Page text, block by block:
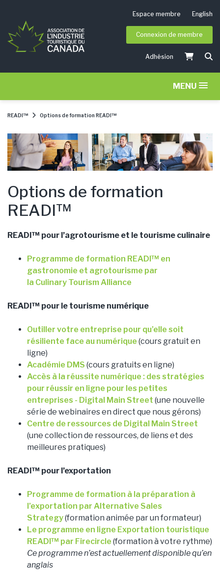
Espace membre English
Connexion de membre
Adhésion
MENU
READI™ Options de formation READI™
Options de formation
READI™
READI™ pour l’agrotourisme et le tourisme culinaire
Programme de formation READI™ en
gastronomie et agrotourisme par
la Culinary Tourism Alliance
READI™ pour le tourisme numérique
Outiller votre entreprise pour qu’elle soit
résiliente face au numérique (cours gratuit en
ligne)
Académie DMS (cours gratuits en ligne)
Accès à la réussite numérique : des stratégies
pour réussir en ligne pour les petites
entreprises - Digital Main Street (une nouvelle
série de webinaires en direct que nous gérons)
Centre de ressources de Digital Main Street
(une collection de ressources, de liens et des
meilleures pratiques)
READI™ pour l’exportation
Programme de formation à la préparation à
l’exportation par Alternative Sales
Strategy(formation animée par un formateur)
Le programme en ligne Exportation touristique
READI™ par Firecircle (formation à votre rythme)
Ce programme n’est actuellement disponible qu’en
anglais